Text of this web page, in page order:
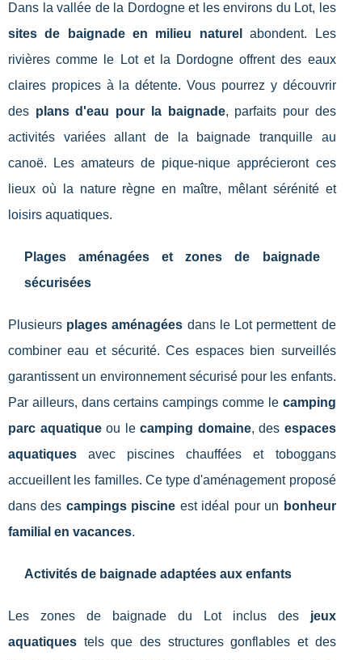
Dans la vallée de la Dordogne et les environs du Lot, les
sites de baignade en milieu naturel
abondent. Les
rivières comme le Lot et la Dordogne offrent des eaux
claires propices à la détente. Vous pourrez y découvrir
des plans d'eau pour la baignade, parfaits pour des
activités variées allant de la baignade tranquille au
canoë. Les amateurs de pique-nique apprécieront ces
lieux où la nature règne en maître, mêlant sérénité et
loisirs aquatiques.
Plages aménagées et zones de baignade
sécurisées
Plusieurs plages aménagées dans le Lot permettent de
combiner eau et sécurité. Ces espaces bien surveillés
garantissent un environnement sécurisé pour les enfants.
Par ailleurs, dans certains campings comme le camping
parc aquatiqueou lecamping domaine, des espaces
aquatiques avec piscines chauffées et toboggans
accueillent les familles. Ce type d'aménagement proposé
dans des campings piscine est idéal pour un bonheur
familial en vacances.
Activités de baignade adaptées aux enfants
Les zones de baignade du Lot inclus des jeux
aquatiques tels que des structures gonflables et des